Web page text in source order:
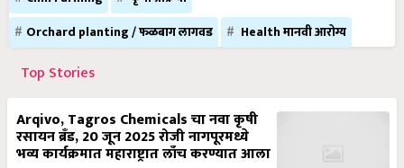
Orchard planting / फळबाग लागवड
Health मानवी आरोग्य
Top Stories
Arqivo, Tagros Chemicals चा नवा कृषी
रसायन ब्रँड, 20 जून 2025 रोजी नागपूरमध्ये
भव्य कार्यक्रमात महाराष्ट्रात लाँच करण्यात आला